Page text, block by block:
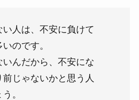
い人は、不安に負けて
のです。
いんだから、不安にな
前じゃないかと思う人
。